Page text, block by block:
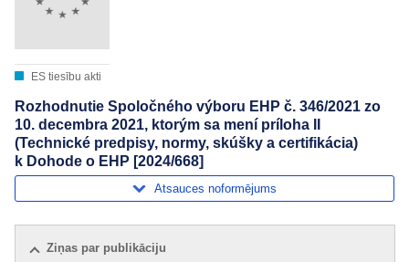
ES tiesību akti
Rozhodnutie Spoločného výboru EHP č. 346/2021 zo
10. decembra 2021, ktorým sa mení príloha II
(Technické predpisy, normy, skúšky a certifikácia)
k Dohode o EHP [2024/668]
Atsauces noformējums
Ziņas par publikāciju